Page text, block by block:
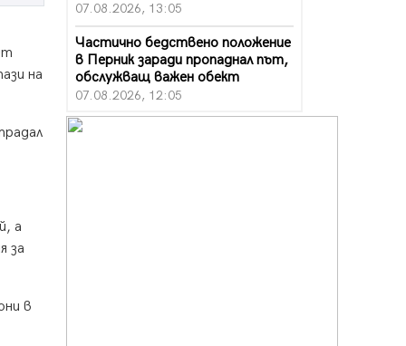
на
а
за
в
07.08.2026, 13:05
Частично бедствено положение
в Перник заради пропаднал път,
обслужващ важен обект
07.08.2026, 12:05
Да отговорим на жегите с филм